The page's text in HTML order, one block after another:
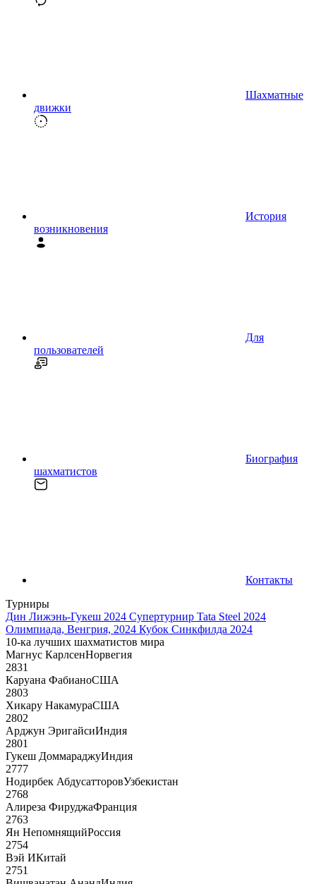
Шахматные
движки
История
возникновения
Для
пользователей
Биография
шахматистов
Контакты
Турниры
Дин Лижэнь-Гукеш 2024 Супертурнир Tata Steel 2024
Олимпиада, Венгрия, 2024 Кубок Синкфилда 2024
10-ка лучших шахматистов мира
Магнус КарлсенНорвегия
2831
Каруана ФабианоСША
2803
Хикару НакамураСША
2802
Арджун ЭригайсиИндия
2801
Гукеш ДоммараджуИндия
2777
Нодирбек АбдусатторовУзбекистан
2768
Алиреза ФируджаФранция
2763
Ян НепомнящийРоссия
2754
Вэй ИКитай
2751